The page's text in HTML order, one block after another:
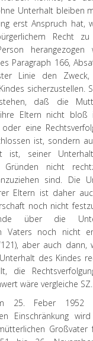
Unterhalt bleiben
erst Anspruch hat,
Recht
Paragraph 166,
Linie den Zweck,
sicherzustellen.
daß die
ihre Eltern nicht
eine
ist, sondern
ist, seiner
Gründen nicht
sind. Die
Eltern ist daher
noch nicht
über die
Vaters noch nicht
aber auch
des Kindes
die
wäre vergleiche SZ.
25. Feber 1952
Einschränkung